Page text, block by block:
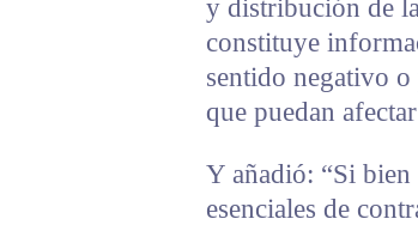
y distribución de
constituye
sentido negativo
que puedan
Y añadió: “Si
esenciales de